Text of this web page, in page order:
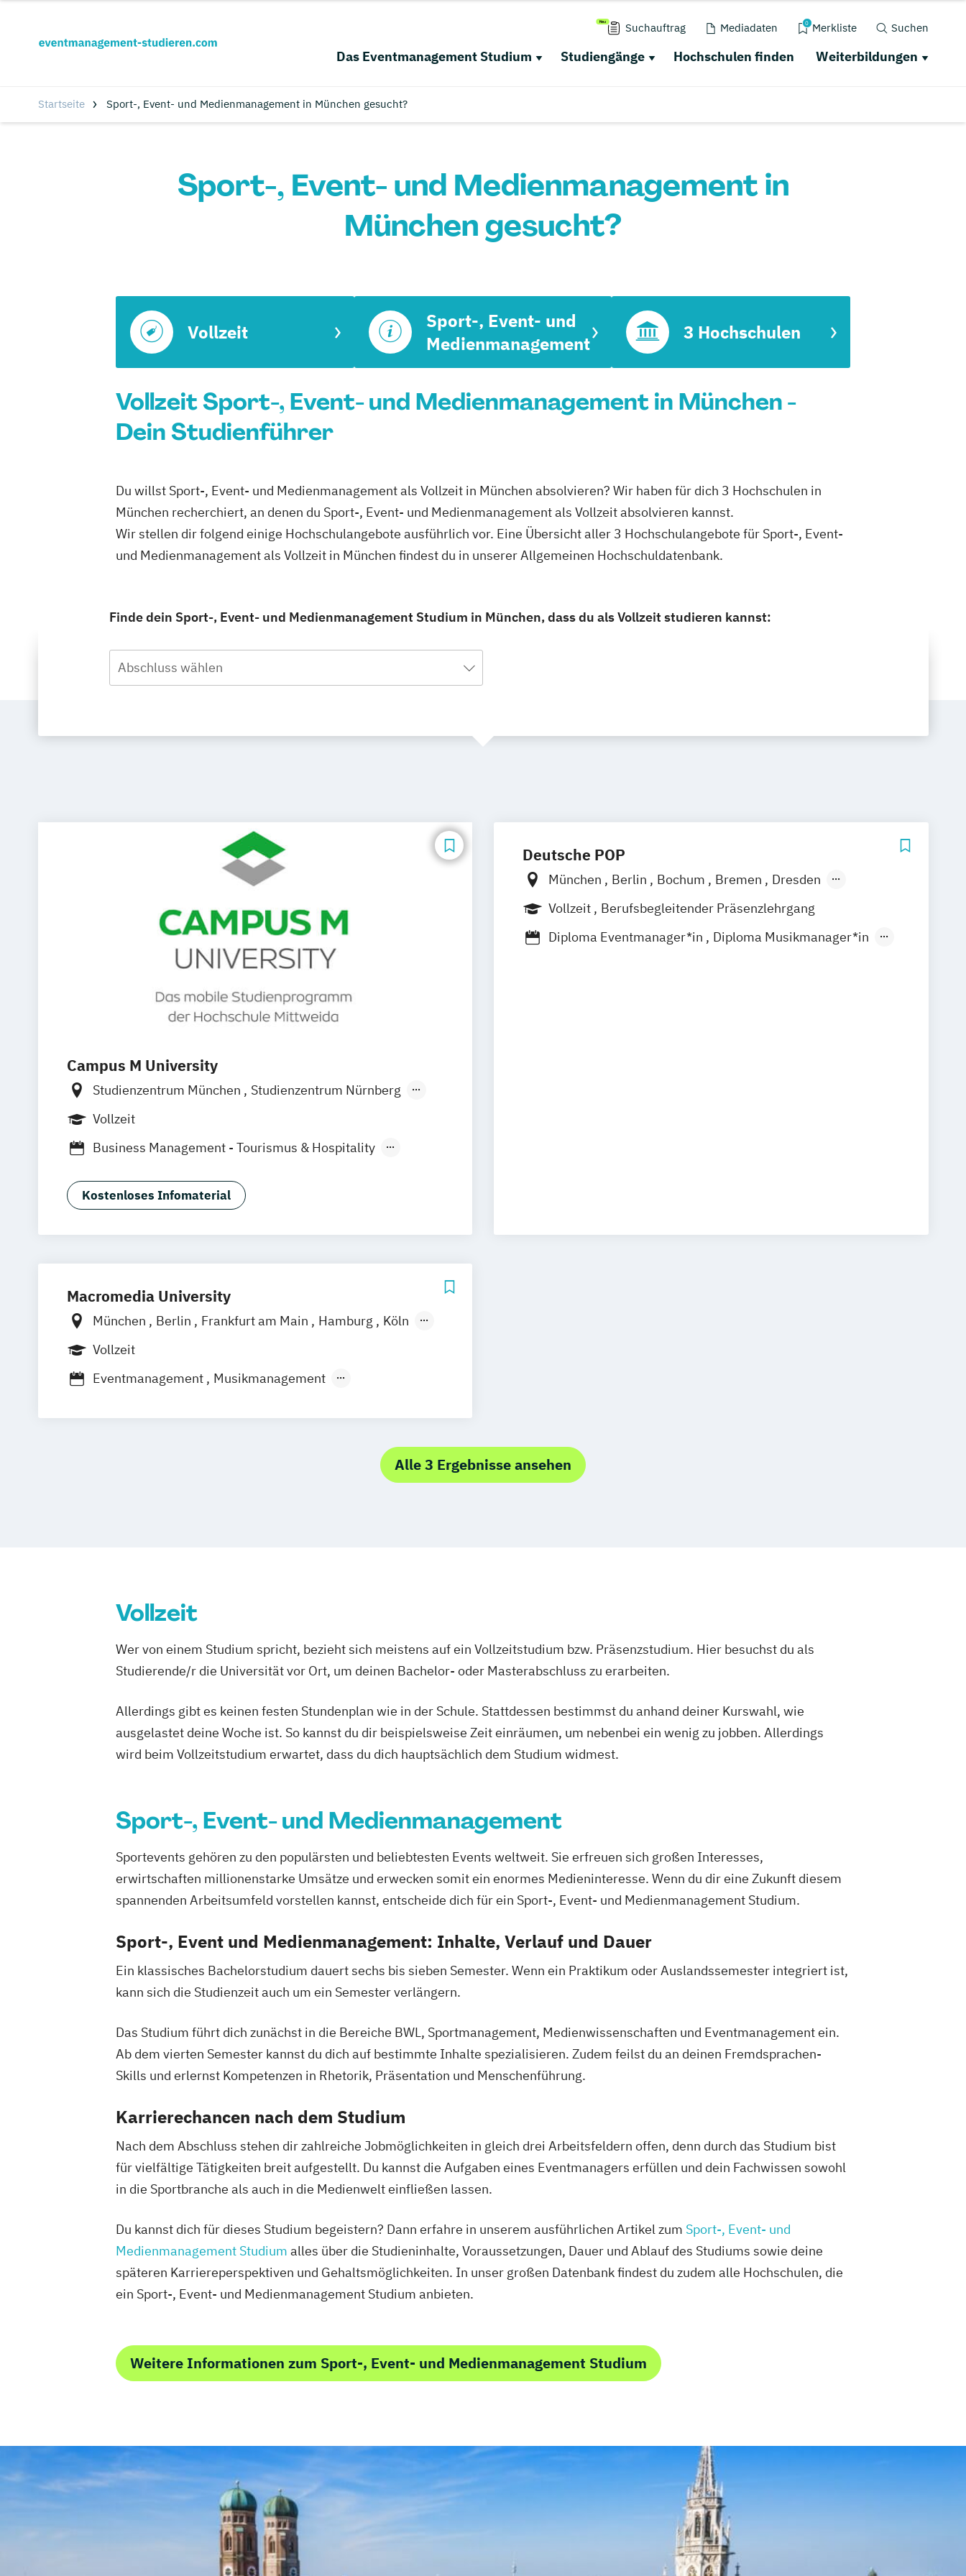
Suchauftrag Mediadaten 0 Merkliste Suchen
Das Eventmanagement Studium Studiengänge Hochschulen finden Weiterbildungen
Startseite Sport-, Event- und Medienmanagement in München gesucht?
Sport-, Event- und Medienmanagement in
München gesucht?
Vollzeit
Sport-, Event- und
Medienmanagement
3 Hochschulen
Vollzeit Sport-, Event- und Medienmanagement in München -
Dein Studienführer
Du willst Sport-, Event- und Medienmanagement als Vollzeit in München absolvieren? Wir haben für dich 3 Hochschulen in
München recherchiert, an denen du Sport-, Event- und Medienmanagement als Vollzeit absolvieren kannst.
Wir stellen dir folgend einige Hochschulangebote ausführlich vor. Eine Übersicht aller 3 Hochschulangebote für Sport-, Event-
und Medienmanagement als Vollzeit in München findest du in unserer Allgemeinen Hochschuldatenbank.
Finde dein Sport-, Event- und Medienmanagement Studium in München, dass du als Vollzeit studieren kannst:
Abschluss wählen
Campus M University
Studienzentrum München
Studienzentrum Nürnberg
Studienzentrum Palma de Mallorca
Vollzeit
Business Management - Tourismus & Hospitality
Business Management: Profil Sportmanagement
Kostenloses Infomaterial
Deutsche POP
München Berlin Bochum Bremen
Dresden
Frankfurt am Main
Hamburg Hannover
Nürnberg
Vollzeit
Berufsbegleitender Präsenzlehrgang
Diploma Eventmanager*in
Diploma Musikmanager*in
Macromedia University
München Berlin Frankfurt am Main Hamburg
Köln
Leipzig
Vollzeit
Eventmanagement
Musikmanagement
Alle 3 Ergebnisse ansehen
Vollzeit
Wer von einem Studium spricht, bezieht sich meistens auf ein Vollzeitstudium bzw. Präsenzstudium. Hier besuchst du als
Studierende/r die Universität vor Ort, um deinen Bachelor- oder Masterabschluss zu erarbeiten.
Allerdings gibt es keinen festen Stundenplan wie in der Schule. Stattdessen bestimmst du anhand deiner Kurswahl, wie
ausgelastet deine Woche ist. So kannst du dir beispielsweise Zeit einräumen, um nebenbei ein wenig zu jobben. Allerdings
wird beim Vollzeitstudium erwartet, dass du dich hauptsächlich dem Studium widmest.
Sport-, Event- und Medienmanagement
Sportevents gehören zu den populärsten und beliebtesten Events weltweit. Sie erfreuen sich großen Interesses,
erwirtschaften millionenstarke Umsätze und erwecken somit ein enormes Medieninteresse. Wenn du dir eine Zukunft diesem
spannenden Arbeitsumfeld vorstellen kannst, entscheide dich für ein Sport-, Event- und Medienmanagement Studium.
Sport-, Event und Medienmanagement: Inhalte, Verlauf und Dauer
Ein klassisches Bachelorstudium dauert sechs bis sieben Semester. Wenn ein Praktikum oder Auslandssemester integriert ist,
kann sich die Studienzeit auch um ein Semester verlängern.
Das Studium führt dich zunächst in die Bereiche BWL, Sportmanagement, Medienwissenschaften und Eventmanagement ein.
Ab dem vierten Semester kannst du dich auf bestimmte Inhalte spezialisieren. Zudem feilst du an deinen Fremdsprachen-
Skills und erlernst Kompetenzen in Rhetorik, Präsentation und Menschenführung.
Karrierechancen nach dem Studium
Nach dem Abschluss stehen dir zahlreiche Jobmöglichkeiten in gleich drei Arbeitsfeldern offen, denn durch das Studium bist
für vielfältige Tätigkeiten breit aufgestellt. Du kannst die Aufgaben eines Eventmanagers erfüllen und dein Fachwissen sowohl
in die Sportbranche als auch in die Medienwelt einfließen lassen.
Du kannst dich für dieses Studium begeistern? Dann erfahre in unserem ausführlichen Artikel zum Sport-, Event- und
Medienmanagement Studium alles über die Studieninhalte, Voraussetzungen, Dauer und Ablauf des Studiums sowie deine
späteren Karriereperspektiven und Gehaltsmöglichkeiten. In unser großen Datenbank findest du zudem alle Hochschulen, die
ein Sport-, Event- und Medienmanagement Studium anbieten.
Weitere Informationen zum Sport-, Event- und Medienmanagement Studium